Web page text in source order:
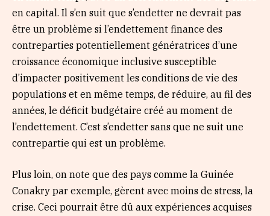
en capital. Il s’en suit que s’endetter ne devrait pas
être un problème si l’endettement finance des
contreparties potentiellement génératrices d’une
croissance économique inclusive susceptible
d’impacter positivement les conditions de vie des
populations et en même temps, de réduire, au fil des
années, le déficit budgétaire créé au moment de
l’endettement. C’est s’endetter sans que ne suit une
contrepartie qui est un problème.
Plus loin, on note que des pays comme la Guinée
Conakry par exemple, gèrent avec moins de stress, la
crise. Ceci pourrait être dû aux expériences acquises